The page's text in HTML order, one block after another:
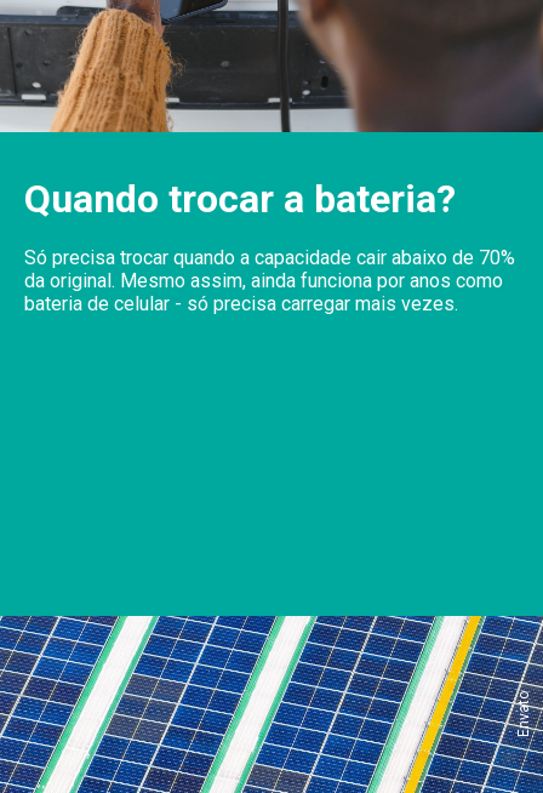
Quando trocar a bateria?
Só precisa trocar quando a capacidade cair abaixo de 70%
da original. Mesmo assim, ainda funciona por anos como
bateria de celular - só precisa carregar mais vezes.
Envato